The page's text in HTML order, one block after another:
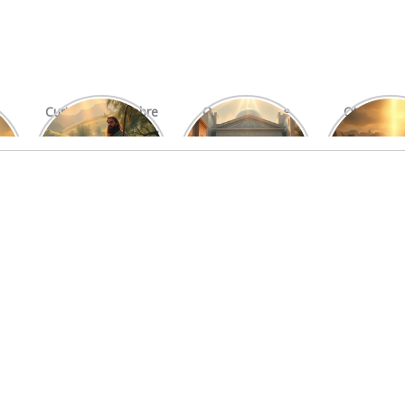
Curiosidades Sobre
Os Salmos Mais
O Significado e
Função do Levita
Otniel: